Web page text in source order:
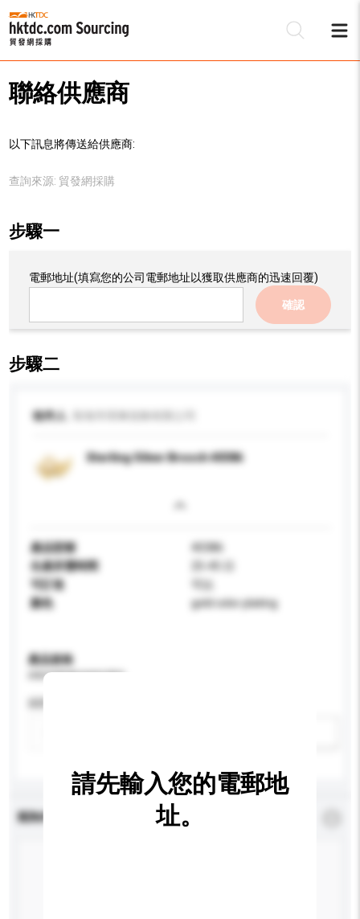
聯絡供應商
以下訊息將傳送給供應商:
查詢來源: 貿發網採購
步驟一
電郵地址(填寫您的公司電郵地址以獲取供應商的迅速回覆)
確認
步驟二
收件人
Sterling Silver Brooch 40386
產品型號
40386
生產所需時間
25-45 日
可訂造
可以
顏色
gold color plating
產品規格
請提供您對產品的特定要求。
查詢內容
請先輸入您的電郵地
址。